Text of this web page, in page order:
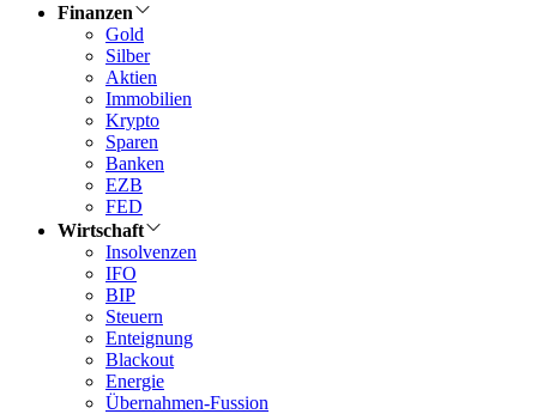
Finanzen
Gold
Silber
Aktien
Immobilien
Krypto
Sparen
Banken
EZB
FED
Wirtschaft
Insolvenzen
IFO
BIP
Steuern
Enteignung
Blackout
Energie
Übernahmen-Fussion